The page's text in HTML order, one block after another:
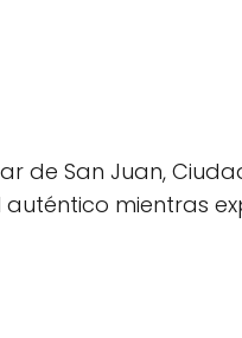
de San Juan,
mientras